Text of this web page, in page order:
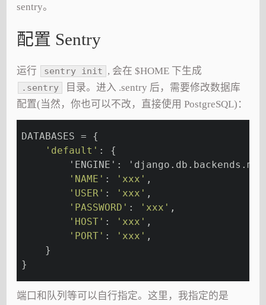
sentry。
配置 Sentry
运行 sentry init , 会在 $HOME 下生成
.sentry
目录。进入 .sentry 后，需要修改数据库
配置(当然，你也可以不改，直接使用 PostgreSQL)：
DATABASES = {
'default' : {
'ENGINE':
'NAME' : 'xxx' ,
'USER' : 'xxx' ,
'PASSWORD' : 'xxx' ,
'HOST' : 'xxx' ,
'PORT' : 'xxx' ,
    }
}
端口和队列等可以自行指定。这里，我指定的是